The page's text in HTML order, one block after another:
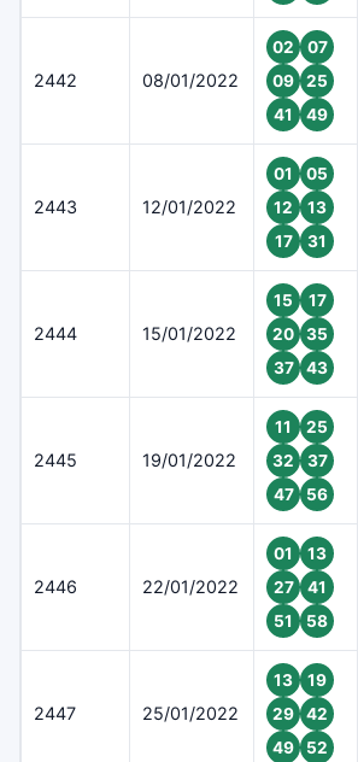
2442 08/01/2022
02
07
09
25
41
49
2443 12/01/2022
01
05
12
13
17
31
2444 15/01/2022
15
17
20
35
37
43
2445 19/01/2022
11
25
32
37
47
56
2446 22/01/2022
01
13
27
41
51
58
2447 25/01/2022
13
19
29
42
49
52